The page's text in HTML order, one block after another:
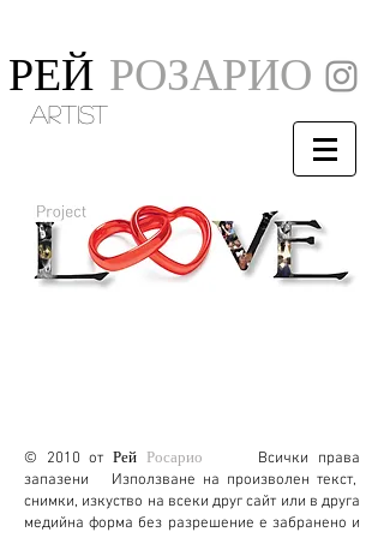
РЕЙ РОЗАРИО
artist
© 2010 отРей Росарио
Всички права
запазени Използване на произволен текст,
снимки, изкуство на всеки друг сайт или в друга
медийна форма без разрешение е забранено и